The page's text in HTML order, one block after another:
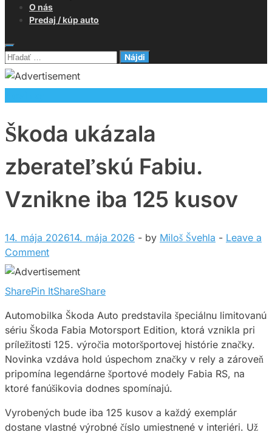
O nás
Predaj / kúp auto
Hľadať:
Škoda ukázala
zberateľskú Fabiu.
Vznikne iba 125 kusov
14. mája 202614. mája 2026 - by Miloš Švehla - Leave a
Comment
SharePin ItShareShare
Automobilka Škoda Auto predstavila špeciálnu limitovanú
sériu Škoda Fabia Motorsport Edition, ktorá vznikla pri
príležitosti 125. výročia motoršportovej histórie značky.
Novinka vzdáva hold úspechom značky v rely a zároveň
pripomína legendárne športové modely Fabia RS, na
ktoré fanúšikovia dodnes spomínajú.
Vyrobených bude iba 125 kusov a každý exemplár
dostane vlastné výrobné číslo umiestnené v interiéri. Už